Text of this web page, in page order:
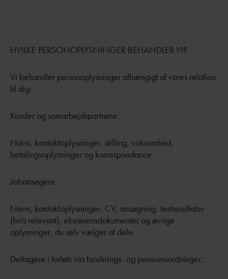
HVILKE PERSONOPLYSNINGER BEHANDLER VI?
Vi behandler personoplysninger afhængigt af vores relation
til dig:
Kunder og samarbejdspartnere:
Navn, kontaktoplysninger, stilling, virksomhed,
betalingsoplysninger og korrespondance.
Jobansøgere:
Navn, kontaktoplysninger, CV, ansøgning, testresultater
(hvis relevant), eksamensdokumenter og øvrige
oplysninger, du selv vælger at dele.
Deltagere i forløb via forsikrings- og pensionsordninger: